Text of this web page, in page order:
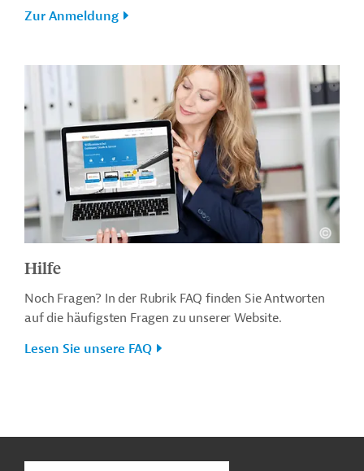
Zur Anmeldung
Hilfe
Noch Fragen? In der Rubrik FAQ finden Sie Antworten
auf die häufigsten Fragen zu unserer Website.
Lesen Sie unsere FAQ